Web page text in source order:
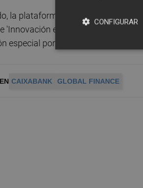
la plataforma CaixaBankNow
'Innovación en gestión de efectivo'
especial por su continua
CAIXABANK GLOBAL FINANCE
CONFIGURAR